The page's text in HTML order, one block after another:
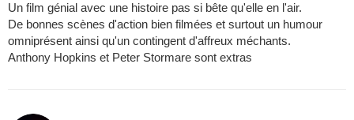
Un film génial avec une histoire pas si bête qu'elle en l'air.
De bonnes scènes d'action bien filmées et surtout un humour
omniprésent ainsi qu'un contingent d'affreux méchants.
Anthony Hopkins et Peter Stormare sont extras